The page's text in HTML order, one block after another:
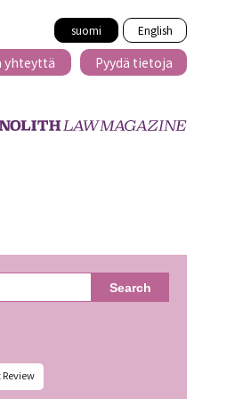
suomi English
yhteyttä Pyydä tietoja
Search